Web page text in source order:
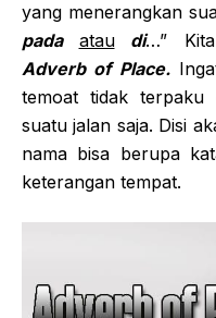
yang menerangkan
pada ataudi…”
Adverb of Place.
temoat tidak terpaku
suatu jalan saja. Disi
nama bisa berupa
keterangan tempat.